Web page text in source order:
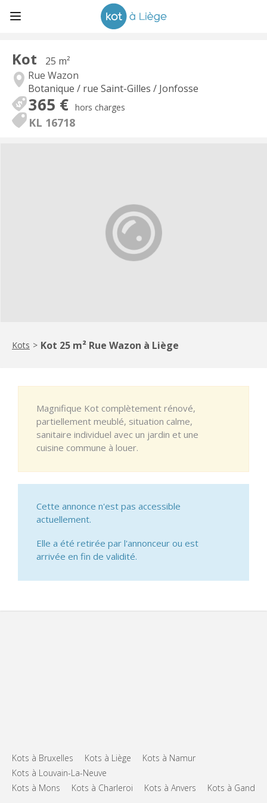
Kot
25 m²
Rue Wazon
Botanique / rue Saint-Gilles / Jonfosse
365 € hors charges
KL 16718
Kots > Kot 25 m² Rue Wazon à Liège
Magnifique Kot complètement rénové,
partiellement meublé, situation calme,
sanitaire individuel avec un jardin et une
cuisine commune à louer.
Cette annonce n'est pas accessible
actuellement.
Elle a été retirée par l'annonceur ou est
arrivée en fin de validité.
Kots à Bruxelles Kots à Liège
Kots à Namur
Kots à Louvain-La-Neuve
Kots à Mons
Kots à Charleroi Kots à Anvers Kots à Gand